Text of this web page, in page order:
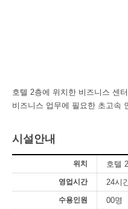
호텔 2층에 위치한 비즈니스 센
비즈니스 업무에 필요한 초고속
시설안내
위치 호텔
영업시간 24시
수용인원 00명